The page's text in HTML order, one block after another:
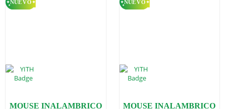
MOUSE INALAMBRICO MOUSE INALAMBRICO